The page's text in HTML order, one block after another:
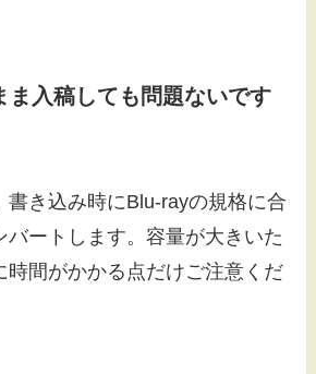
ま入稿しても問題ないです
書き込み時にBlu-rayの規格に合
バートします。容量が大きいた
時間がかかる点だけご注意くだ